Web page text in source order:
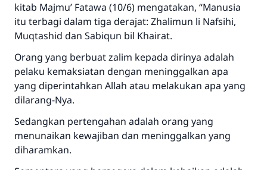
kitab Majmu’ Fatawa (10/6) mengatakan, “Manusia
itu terbagi dalam tiga derajat: Zhalimun li Nafsihi,
Muqtashid dan Sabiqun bil Khairat.
Orang yang berbuat zalim kepada dirinya adalah
pelaku kemaksiatan dengan meninggalkan apa
yang diperintahkan Allah atau melakukan apa yang
dilarang-Nya.
Sedangkan pertengahan adalah orang yang
menunaikan kewajiban dan meninggalkan yang
diharamkan.